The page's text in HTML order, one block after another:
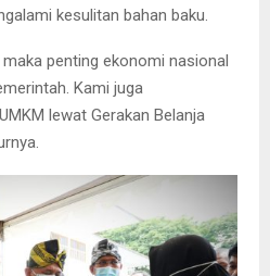
kesulitan bahan baku.
maka penting ekonomi nasional
Kami juga
lewat Gerakan Belanja